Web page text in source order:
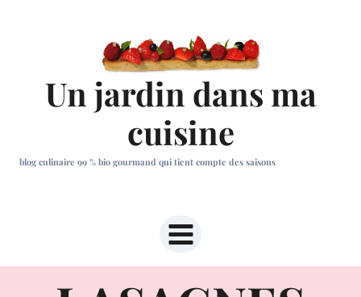
Un jardin dans ma
cuisine
blog culinaire 99 % bio gourmand qui tient compte des saisons